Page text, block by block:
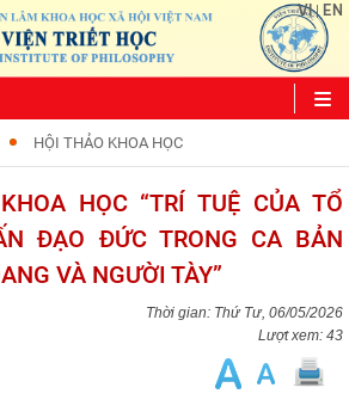
VI| EN
HỘI THẢO KHOA HỌC
HỌC “TRÍ TUỆ CỦA TỔ
ĐẠO ĐỨC TRONG CA BẢN
VÀ NGƯỜI TÀY”
Thứ Tư, 06/05/2026
Lượt xem: 43